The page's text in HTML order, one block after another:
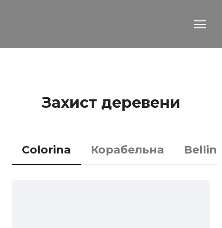
Захист деревени
Colorina Корабельна Bellini